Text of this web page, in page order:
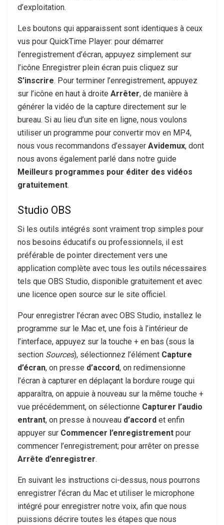
d’exploitation.
Les boutons qui apparaissent sont identiques à ceux
vus pour QuickTime Player: pour démarrer
l’enregistrement d’écran, appuyez simplement sur
l’icône Enregistrer plein écran puis cliquez sur
S’inscrire. Pour terminer l’enregistrement, appuyez
sur l’icône en haut à droite Arrêter, de manière à
générer la vidéo de la capture directement sur le
bureau. Si au lieu d’un site en ligne, nous voulons
utiliser un programme pour convertir mov en MP4,
nous vous recommandons d’essayer Avidemux, dont
nous avons également parlé dans notre guide
Meilleurs programmes pour éditer des vidéos
gratuitement.
Studio OBS
Si les outils intégrés sont vraiment trop simples pour
nos besoins éducatifs ou professionnels, il est
préférable de pointer directement vers une
application complète avec tous les outils nécessaires
tels que OBS Studio, disponible gratuitement et avec
une licence open source sur le site officiel.
Pour enregistrer l’écran avec OBS Studio, installez le
programme sur le Mac et, une fois à l’intérieur de
l’interface, appuyez sur la touche + en bas (sous la
section Sources), sélectionnez l’élément Capture
d’écran, on presse d’accord, on redimensionne
l’écran à capturer en déplaçant la bordure rouge qui
apparaîtra, on appuie à nouveau sur la même touche +
vue précédemment, on sélectionne Capturer l’audio
entrant, on presse à nouveau d’accord et enfin
appuyer sur Commencer l’enregistrement pour
commencer l’enregistrement; pour arrêter on presse
Arrête d’enregistrer.
En suivant les instructions ci-dessus, nous pourrons
enregistrer l’écran du Mac et utiliser le microphone
intégré pour enregistrer notre voix, afin que nous
puissions décrire toutes les étapes que nous